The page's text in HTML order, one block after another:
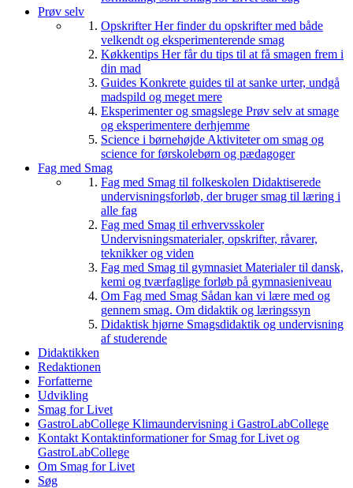
Prøv selv
OpskrifterHer finder du opskrifter med både
velkendt og eksperimenterende smag
Køkkentips Her får du tips til at få smagen frem i
din mad
Guides Konkrete guides til at sanke urter, undgå
madspild og meget mere
Eksperimenter og smagslege Prøv selv at smage
og eksperimentere derhjemme
Science i børnehøjde Aktiviteter om smag og
science for førskolebørn og pædagoger
Fag med Smag
Fag med Smag til folkeskolen Didaktiserede
undervisningsforløb, der bruger smag til læring i
alle fag
Fag med Smag til erhvervsskoler
Undervisningsmaterialer, opskrifter, råvarer,
teknikker og viden
Fag med Smag til gymnasiet Materialer til dansk,
kemi og tværfaglige forløb på gymnasieniveau
Om Fag med Smag Sådan kan vi lære med og
gennem smag. Om didaktik og læringssyn
Didaktisk hjørne Smagsdidaktik og undervisning
af studerende
Didaktikken
Redaktionen
Forfatterne
Udvikling
Smag for Livet
GastroLabCollege Klimaundervisning i GastroLabCollege
Kontakt Kontaktinformationer for Smag for Livet og
GastroLabCollege
Om Smag for Livet
Søg